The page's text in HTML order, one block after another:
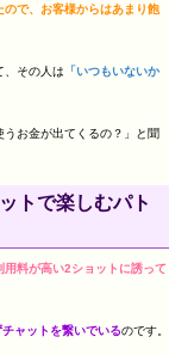
で、お客様からはあまり飽
、その人は 「いつもいないか
お金が出てくるの？」と聞
トで楽しむパト
用料が高い2ショットに誘って
ャットを繋いでいるのです。